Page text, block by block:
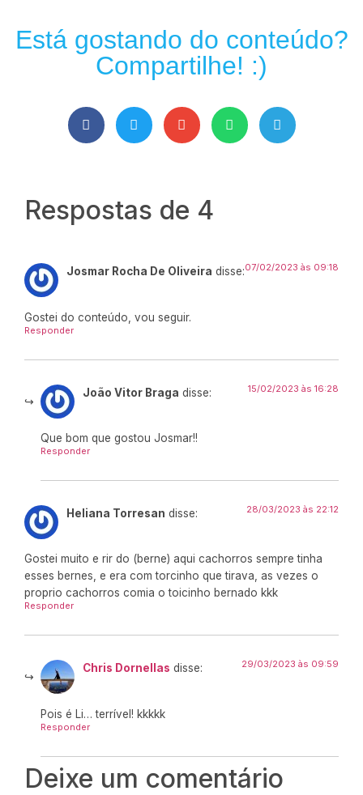
Está gostando do conteúdo?
Compartilhe! :)
Respostas de 4
Josmar Rocha De Oliveira disse:07/02/2023 às 09:18
Gostei do conteúdo, vou seguir.
Responder
João Vitor Braga disse: 15/02/2023 às 16:28
Que bom que gostou Josmar!!
Responder
Heliana Torresan disse: 28/03/2023 às 22:12
Gostei muito e rir do (berne) aqui cachorros sempre tinha
esses bernes, e era com torcinho que tirava, as vezes o
proprio cachorros comia o toicinho bernado kkk
Responder
Chris Dornellas disse: 29/03/2023 às 09:59
Pois é Li… terrível! kkkkk
Responder
Deixe um comentário